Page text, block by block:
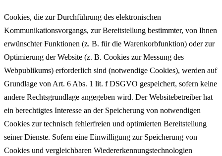
Cookies, die zur Durchführung des elektronischen
Kommunikationsvorgangs, zur Bereitstellung bestimmter, von Ihnen
erwünschter Funktionen (z. B. für die Warenkorbfunktion) oder zur
Optimierung der Website (z. B. Cookies zur Messung des
Webpublikums) erforderlich sind (notwendige Cookies), werden auf
Grundlage von Art. 6 Abs. 1 lit. f DSGVO gespeichert, sofern keine
andere Rechtsgrundlage angegeben wird. Der Websitebetreiber hat
ein berechtigtes Interesse an der Speicherung von notwendigen
Cookies zur technisch fehlerfreien und optimierten Bereitstellung
seiner Dienste. Sofern eine Einwilligung zur Speicherung von
Cookies und vergleichbaren Wiedererkennungstechnologien